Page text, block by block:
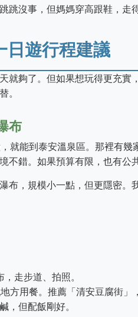
跳沒事，但媽媽穿高跟鞋，走
日遊行程建議
就夠了。但如果想玩得更充
。
布
就能到泰安溫泉區。那裡有
不錯。如果預算有限，也有公
布，規模小一點，但更隱密
走步道、拍照。
方用餐。推薦「清安豆腐街
，但配飯剛好。